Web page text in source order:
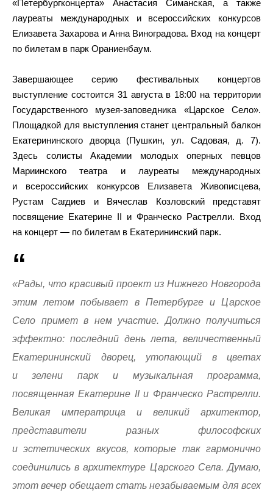
«Петербургконцерта» Анастасия Симанская, а также
лауреаты международных и всероссийских конкурсов
Елизавета Захарова и Анна Виноградова. Вход на концерт
по билетам в парк Ораниенбаум.
Завершающее серию фестивальных концертов
выступление состоится 31 августа в 18:00 на территории
Государственного музея-заповедника «Царское Село».
Площадкой для выступления станет центральный балкон
Екатерининского дворца (Пушкин, ул. Садовая, д. 7).
Здесь солисты Академии молодых оперных певцов
Мариинского театра и лауреаты международных
и всероссийских конкурсов Елизавета Живописцева,
Рустам Сагдиев и Вячеслав Козловский представят
посвящение Екатерине II и Франческо Растрелли. Вход
на концерт — по билетам в Екатерининский парк.
«Рады, что красивый проект из Нижнего Новгорода
этим летом побывает в Петербурге и Царское
Село примет в нем участие. Должно получиться
эффектно: последний день лета, величественный
Екатерининский дворец, утопающий в цветах
и зелени парк и музыкальная программа,
посвященная Екатерине II и Франческо Растрелли.
Великая императрица и великий архитектор,
представители разных философских
и эстетических вкусов, которые так гармонично
соединились в архитектуре Царского Села. Думаю,
этот вечер обещает стать незабываемым для всех